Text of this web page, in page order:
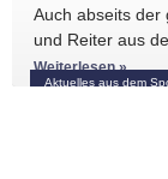
Aktuelles aus dem
Auch abseits der
und Reiter aus
Wochenende
Weiterlesen »